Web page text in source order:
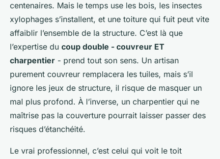
centenaires. Mais le temps use les bois, les insectes
xylophages s’installent, et une toiture qui fuit peut vite
affaiblir l’ensemble de la structure. C’est là que
l’expertise du coup double - couvreur ET
charpentier - prend tout son sens. Un artisan
purement couvreur remplacera les tuiles, mais s’il
ignore les jeux de structure, il risque de masquer un
mal plus profond. À l’inverse, un charpentier qui ne
maîtrise pas la couverture pourrait laisser passer des
risques d’étanchéité.
Le vrai professionnel, c’est celui qui voit le toit